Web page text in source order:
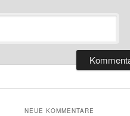
NEUE KOMMENTARE